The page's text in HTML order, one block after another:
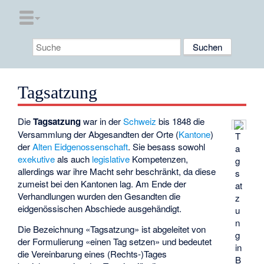
Tagsatzung
T
a
g
s
at
z
u
n
g
in
B
DieTagsatzungwar in derSchweiz bis 1848 die
Versammlung der Abgesandten der Orte (Kantone)
derAlten Eidgenossenschaft. Sie besass sowohl
exekutiveals auch legislative Kompetenzen,
allerdings war ihre Macht sehr beschränkt, da diese
zumeist bei den Kantonen lag. Am Ende der
Verhandlungen wurden den Gesandten die
eidgenössischen Abschiedeausgehändigt.
Die Bezeichnung «Tagsatzung» ist abgeleitet von
der Formulierung «einen Tag setzen» und bedeutet
die Vereinbarung eines (Rechts-)Tages